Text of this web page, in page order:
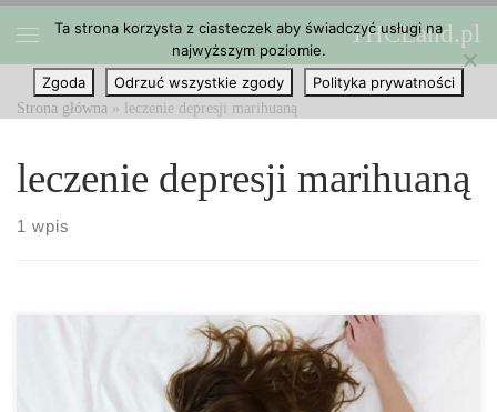
Przejdź do treści THCLand.pl
Strona główna » leczenie depresji marihuaną
leczenie depresji marihuaną
1 wpis
Badania sugerują, że przewlekły stres może prowadzić do depresji
Ta strona korzysta z ciasteczek aby świadczyć usługi na
najwyższym poziomie.
Zgoda
Odrzuć wszystkie zgody Polityka prywatności